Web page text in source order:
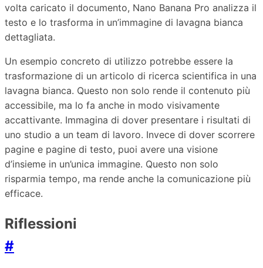
volta caricato il documento, Nano Banana Pro analizza il
testo e lo trasforma in un’immagine di lavagna bianca
dettagliata.
Un esempio concreto di utilizzo potrebbe essere la
trasformazione di un articolo di ricerca scientifica in una
lavagna bianca. Questo non solo rende il contenuto più
accessibile, ma lo fa anche in modo visivamente
accattivante. Immagina di dover presentare i risultati di
uno studio a un team di lavoro. Invece di dover scorrere
pagine e pagine di testo, puoi avere una visione
d’insieme in un’unica immagine. Questo non solo
risparmia tempo, ma rende anche la comunicazione più
efficace.
Riflessioni
#